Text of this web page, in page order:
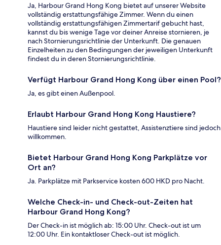
Ja, Harbour Grand Hong Kong bietet auf unserer Website
vollständig erstattungsfähige Zimmer. Wenn du einen
vollständig erstattungsfähigen Zimmertarif gebucht hast,
kannst du bis wenige Tage vor deiner Anreise stornieren, je
nach Stornierungsrichtlinie der Unterkunft. Die genauen
Einzelheiten zu den Bedingungen der jeweiligen Unterkunft
findest du in deren Stornierungsrichtlinie.
Verfügt Harbour Grand Hong Kong über einen Pool?
Ja, es gibt einen Außenpool.
Erlaubt Harbour Grand Hong Kong Haustiere?
Haustiere sind leider nicht gestattet, Assistenztiere sind jedoch
willkommen.
Bietet Harbour Grand Hong Kong Parkplätze vor
Ort an?
Ja. Parkplätze mit Parkservice kosten 600 HKD pro Nacht.
Welche Check-in- und Check-out-Zeiten hat
Harbour Grand Hong Kong?
Der Check-in ist möglich ab: 15:00 Uhr. Check-out ist um
12:00 Uhr. Ein kontaktloser Check-out ist möglich.